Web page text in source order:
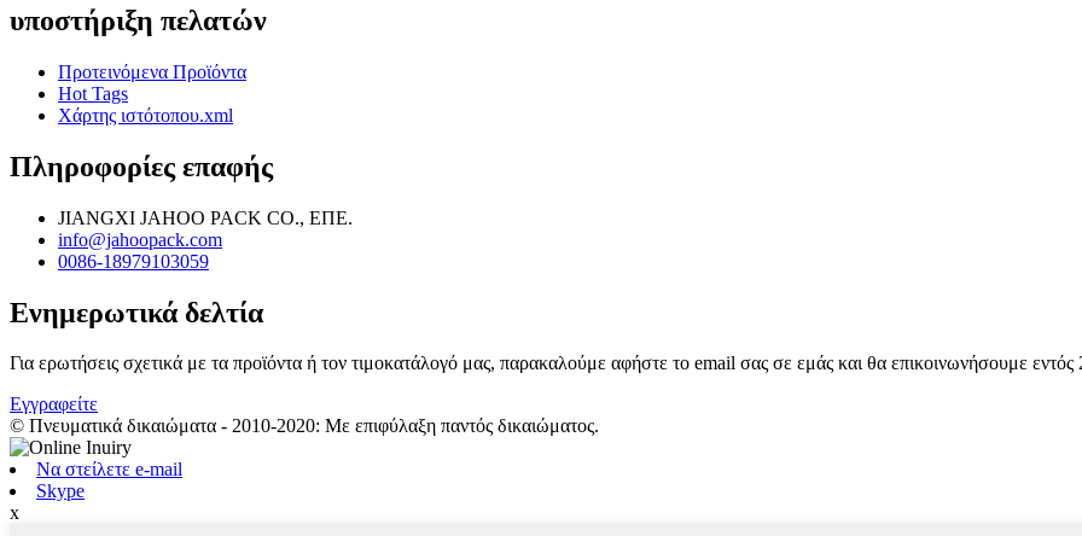
υποστήριξη πελατών
Προτεινόμενα Προϊόντα
Hot Tags
Χάρτης ιστότοπου.xml
Πληροφορίες επαφής
JIANGXI JAHOO PACK CO., ΕΠΕ.
info@jahoopack.com
0086-18979103059
Ενημερωτικά δελτία
Για ερωτήσεις σχετικά με τα προϊόντα ή τον τιμοκατάλογό μας, παρακαλούμε αφήστε το email σας σε εμάς και θα επικοινωνήσουμε
Εγγραφείτε
© Πνευματικά δικαιώματα - 2010-2020: Με επιφύλαξη παντός δικαιώματος.
Να στείλετε e-mail
Skype
x